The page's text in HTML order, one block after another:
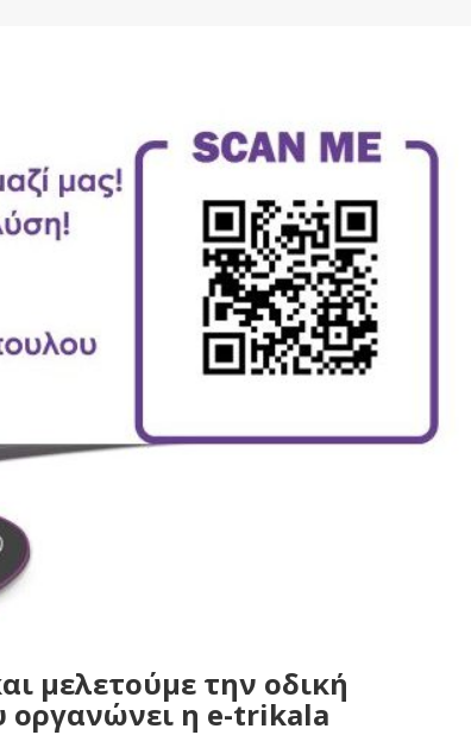
μελετούμε την οδική
οργανώνει η e-trikala